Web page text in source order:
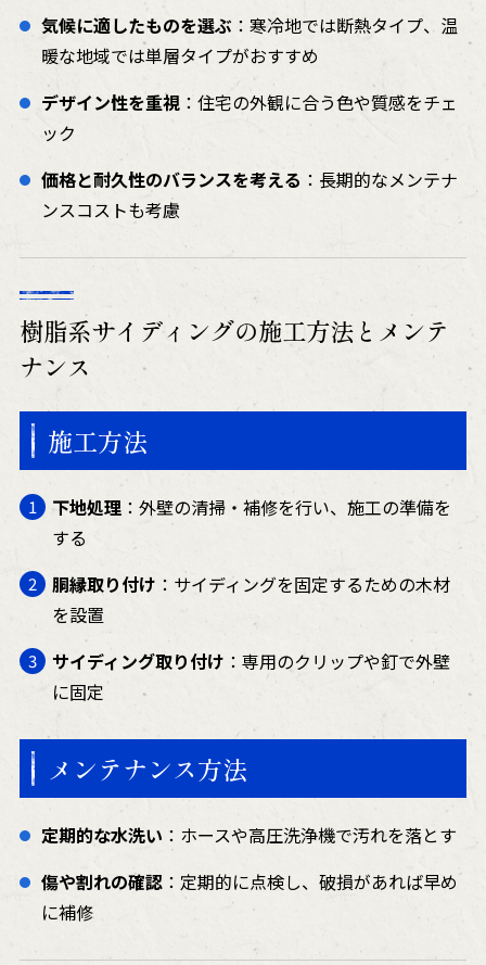
気候に適したものを選ぶ ：寒冷地では断熱タイプ、温
暖な地域では単層タイプがおすすめ
デザイン性を重視：住宅の外観に合う色や質感をチェ
ック
価格と耐久性のバランスを考える ：長期的なメンテナ
ンスコストも考慮
樹脂系サイディングの施工方法とメンテ
ナンス
施工方法
下地処理：外壁の清掃・補修を行い、施工の準備を
する
胴縁取り付け ：サイディングを固定するための木材
を設置
サイディング取り付け ：専用のクリップや釘で外壁
に固定
メンテナンス方法
定期的な水洗い ：ホースや高圧洗浄機で汚れを落とす
傷や割れの確認：定期的に点検し、破損があれば早め
に補修